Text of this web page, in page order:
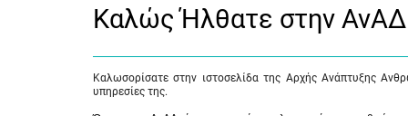
Καλώς Ήλθατε στην ΑνΑΔ
Καλωσορίσατε στην ιστοσελίδα της Αρχής Ανάπτυξης
υπηρεσίες της.